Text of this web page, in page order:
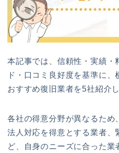
本記事では、信頼性・実績・
ド・口コミ良好度を基準に、
おすすめ復旧業者を5社紹介し
各社の得意分野が異なるため
法人対応を得意とする業者、
ど、自身のニーズに合った業